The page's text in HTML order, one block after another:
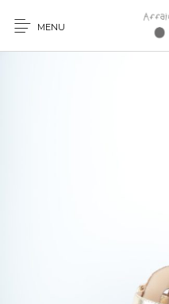
MENU